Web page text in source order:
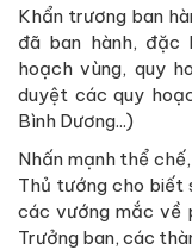
Khẩn trương ban
đã ban hành, đặc
hoạch vùng, quy
duyệt các quy
Bình Dương...)
Nhấn mạnh thể
Thủ tướng cho biết
các vướng mắc về
Trưởng ban, các